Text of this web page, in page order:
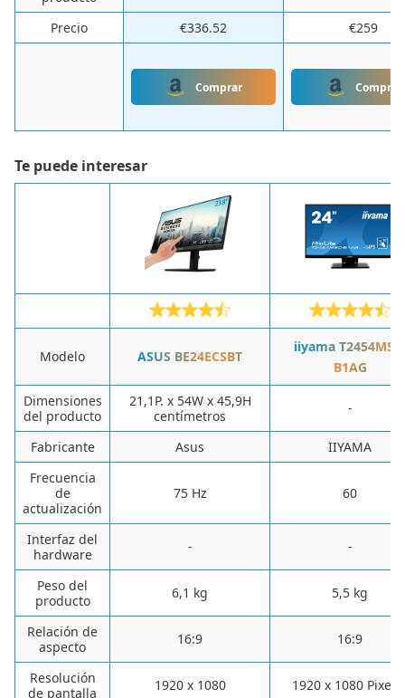
Precio €336.52 €259
Comprar Comprar
Te puede interesar
Modelo ASUS BE24ECSBT
iiyama
B1AG
Dimensiones
del producto
21,1P. x 54W x 45,9H
centímetros
-
Fabricante ‎Asus
‎IIYAMA
Frecuencia
de
actualización
75 Hz 60
Interfaz del
hardware
- -
Peso del
producto
‎6,1 kg ‎5,5 kg
Relación de
aspecto
16:9 16:9
Resolución
de pantalla
‎1920 x 1080 ‎1920 x 1080